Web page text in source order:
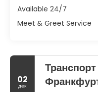
Available 24/7
Meet & Greet Service
02
дек